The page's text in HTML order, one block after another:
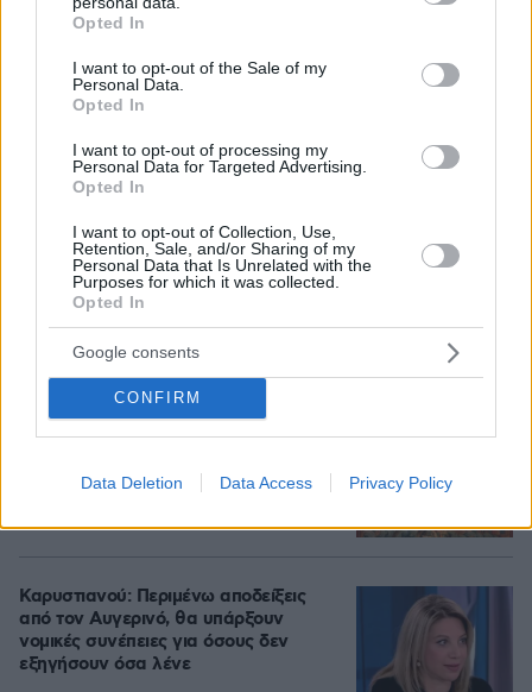
grant or deny consent to Google and its third-party tags to
use your data for below specified purposes in below Google
consent section.
Opted In
I want to opt-out of the Sale of my
Personal Data.
Opted In
I want to opt-out of processing my
Personal Data for Targeted Advertising.
Opted In
I want to opt-out of Collection, Use,
Retention, Sale, and/or Sharing of my
Personal Data that Is Unrelated with the
Purposes for which it was collected.
Opted In
Google consents
CONFIRM
Data Deletion Data Access Privacy Policy
λέει ο ιδιοκτήτης του beach bar για
πριν μία ώρα
Η 29χρονη με το χιτζάμπ που έκανε τη
ανοιχτό στο κόκκινο χαλί
10.08.2026, 07:31 79
Τη Υπερμάχω: Η νύχτα του Αυγούστου
πριν από 1.400 χρόνια, που γέννησε
τον Ακάθιστο Ύμνο
09.08.2026, 22:48 131
Καρυστιανού: Περιμένω αποδείξεις
από τον Αυγερινό, θα υπάρξουν
νομικές συνέπειες για όσους δεν
εξηγήσουν όσα λένε